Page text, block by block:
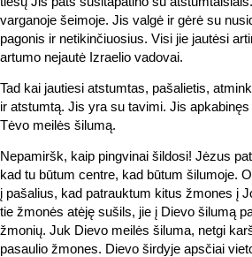
varganoje šeimoje. Jis valgė ir gėrė su
pagonis ir netikinčiuosius. Visi jie jautėsi
artumo nejautė Izraelio vadovai.
Tad kai jautiesi atstumtas, pašalietis,
ir atstumtą. Jis yra su tavimi. Jis
Tėvo meilės šilumą.
Nepamiršk, kaip pingvinai šildosi! Jėzus
kad tu būtum centre, kad būtum šilumoje.
į pašalius, kad patrauktum kitus žmones į
tie žmonės atėję sušils, jie į Dievo šilumą
žmonių. Juk Dievo meilės šiluma, netgi
pasaulio žmones. Dievo širdyje apsčiai